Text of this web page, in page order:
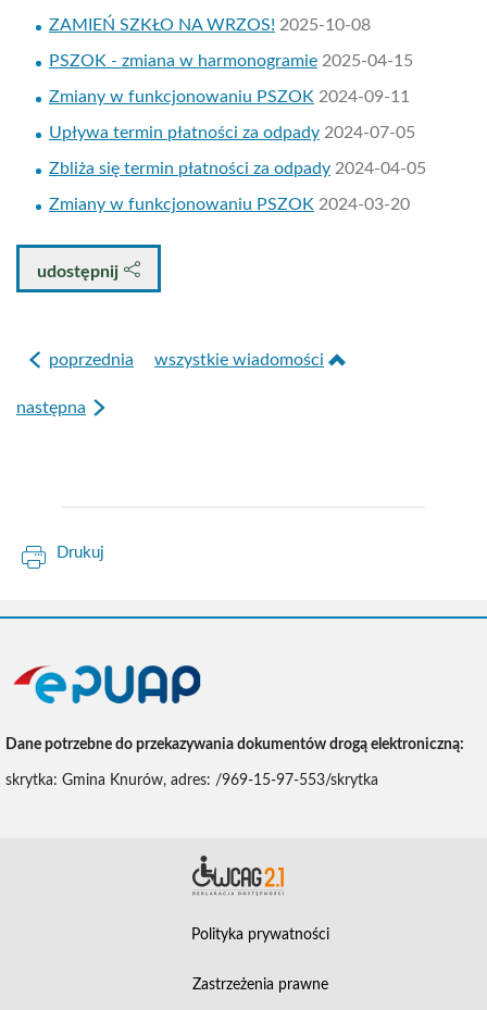
ZAMIEŃ SZKŁO NA WRZOS! 2025-10-08
PSZOK - zmiana w harmonogramie 2025-04-15
Zmiany w funkcjonowaniu PSZOK 2024-09-11
Upływa termin płatności za odpady 2024-07-05
Zbliża się termin płatności za odpady 2024-04-05
Zmiany w funkcjonowaniu PSZOK 2024-03-20
udostępnij
poprzednia wszystkie wiadomości
następna
Drukuj
Dane potrzebne do przekazywania dokumentów drogą elektroniczną:
skrytka: Gmina Knurów, adres: /969-15-97-553/skrytka
Polityka prywatności
Zastrzeżenia prawne